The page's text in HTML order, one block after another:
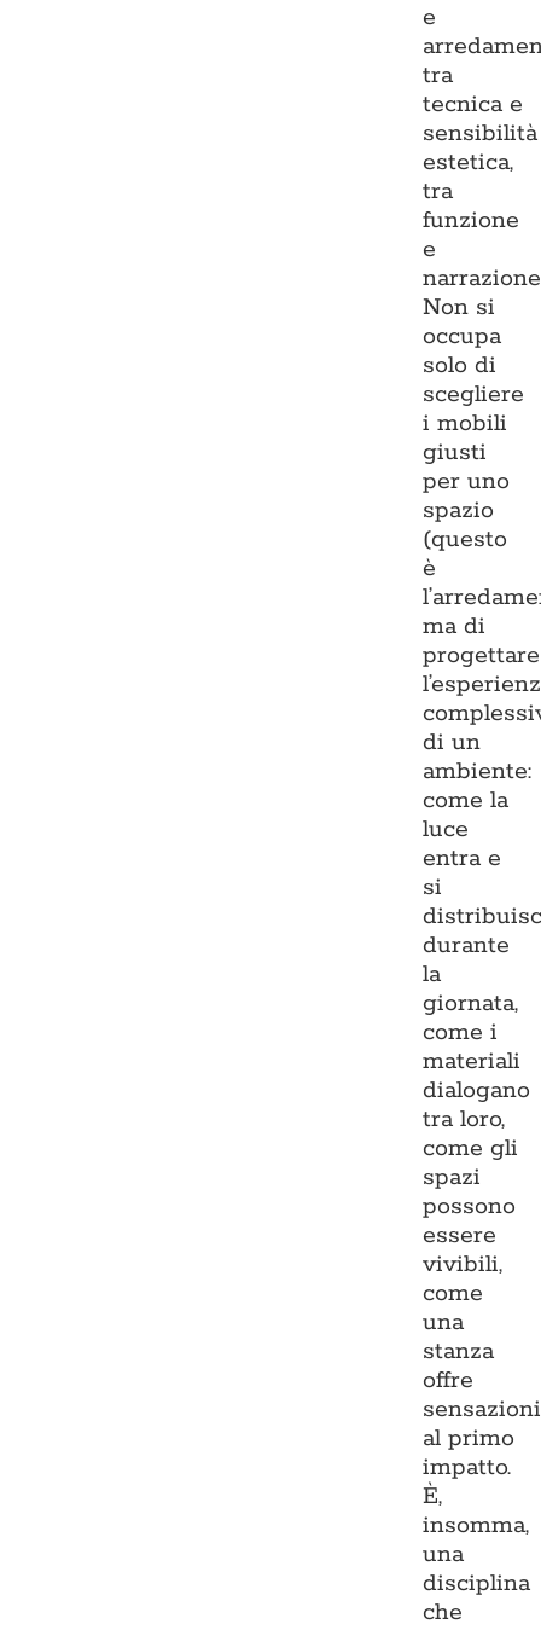
e
tra
tecnica e
sensibilità
estetica,
tra
funzione
e
Non si
occupa
solo di
scegliere
i mobili
giusti
per uno
spazio
(questo
è
ma di
progettare
di un
ambiente:
come la
luce
entra e
si
durante
la
giornata,
come i
materiali
dialogano
tra loro,
come gli
spazi
possono
essere
vivibili,
come
una
stanza
offre
sensazioni
al primo
impatto.
È,
insomma,
una
disciplina
che